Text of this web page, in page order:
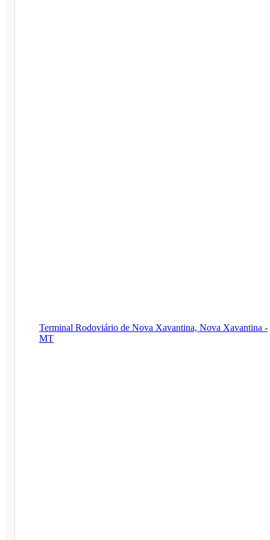
Terminal Rodoviário de Nova Xavantina, Nova Xavantina -
MT